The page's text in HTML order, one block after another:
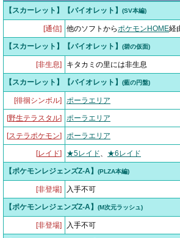
【スカーレット】【バイオレット】 (SV本編)
[通信] 他のソフトからポケモンHOME経
【スカーレット】【バイオレット】 (碧の仮面)
[非生息] キタカミの里には非生息
【スカーレット】【バイオレット】 (藍の円盤)
[徘徊シンボル] ポーラエリア
[野生テラスタル] ポーラエリア
[ステラポケモン] ポーラエリア
[レイド] ★5レイド、 ★6レイド
【ポケモンレジェンズZ-A】 (PLZA本編)
[非登場] 入手不可
【ポケモンレジェンズZ-A】 (M次元ラッシュ)
[非登場] 入手不可